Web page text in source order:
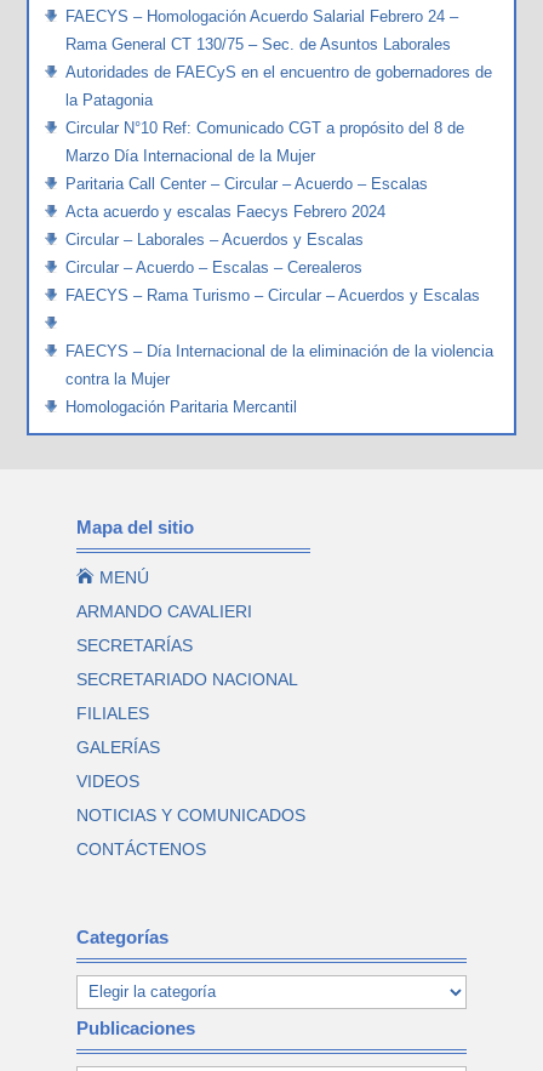
FAECYS – Homologación Acuerdo Salarial Febrero 24 –
Rama General CT 130/75 – Sec. de Asuntos Laborales
Autoridades de FAECyS en el encuentro de gobernadores de
la Patagonia
Circular N°10 Ref: Comunicado CGT a propósito del 8 de
Marzo Día Internacional de la Mujer
Paritaria Call Center – Circular – Acuerdo – Escalas
Acta acuerdo y escalas Faecys Febrero 2024
Circular – Laborales – Acuerdos y Escalas
Circular – Acuerdo – Escalas – Cerealeros
FAECYS – Rama Turismo – Circular – Acuerdos y Escalas
FAECYS – Día Internacional de la eliminación de la violencia
contra la Mujer
Homologación Paritaria Mercantil
Mapa del sitio
 MENÚ
ARMANDO CAVALIERI
SECRETARÍAS
SECRETARIADO NACIONAL
FILIALES
GALERÍAS
VIDEOS
NOTICIAS Y COMUNICADOS
CONTÁCTENOS
Categorías
Publicaciones